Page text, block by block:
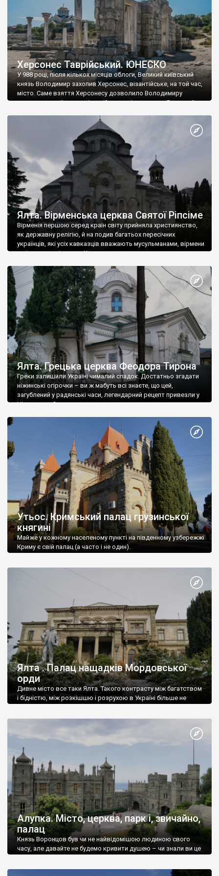
Херсонес Таврійський. ЮНЕСКО
У 988 році, після кількох місяців облоги, Великий київський
князь Володимир захопив Херсонес, візантійське, на той час,
місто. Саме взяття Херсонесу дозволило Володимиру
диктувати свої умови візантійському імператору Василю ІІ, та
Херсонесі Володимир-язичник, став Василем-християнином.
А потім було Хрещення Русі. На честь Херсонесу Таврійського
Ялта. Вірменська церква Святої Ріпсіме
Вірменія першою серед країн світу прийняла християнство,
як державну релігію, й на подив багатьох пересічних
українців, які усіх кавказців вважають мусульманами, вірмени
є відданими вірянами Христа
Ялта. Грецька церква Феодора Тирона
Греки залишили Україні чималий спадок. Достатньо згадати
ніжинські огірочки – ви ж мабуть всі знаєте, що цей,
загублений у радянські часи, легендарний рецепт привезли у
Ніжин греки?
Утьос. Кримський палац грузинської
княгині
Майже у кожному населеному пункті на південному узбережжі
Криму є свій палац (а часто і не один).
Ялта . Палац нащадків Мордовської
орди
Дивне місто все таки Ялта. Такого контрасту між багатством
і бідністю, між розкішшю і розрухою в Україні більше не
Алупка. Місто, церква, парк і, звичайно,
палац
Князь Воронцов був чи не найвідомішою людиною свого
часу, але давайте не будемо кривити душею – чи знали ви це